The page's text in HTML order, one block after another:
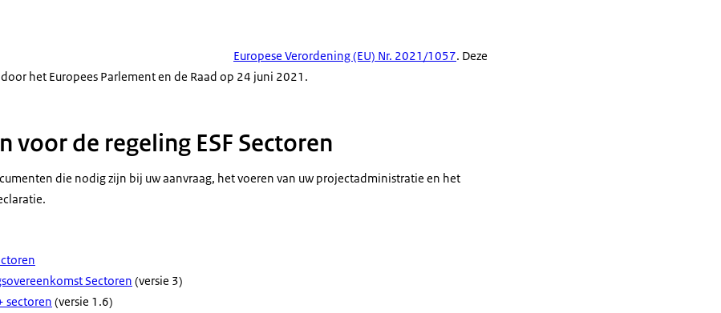
Europese Verordening (EU) Nr. 2021/1057. Deze
het Europees Parlement en de Raad op 24 juni 2021.
voor de regeling ESF Sectoren
die nodig zijn bij uw aanvraag, het voeren van uw projectadministratie en het
Sectoren (versie 3)
sectoren (versie 1.6)